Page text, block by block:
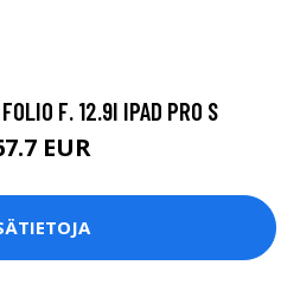
F. 12.9I IPAD PRO S
EUR